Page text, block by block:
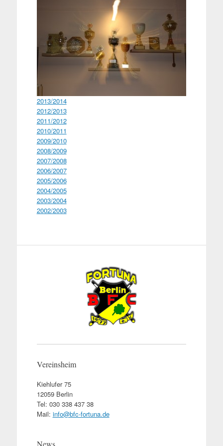
2013/2014
2012/2013
2011/2012
2010/2011
2009/2010
2008/2009
2007/2008
2006/2007
2005/2006
2004/2005
2003/2004
2002/2003
Vereinsheim
Kiehlufer 75
12059 Berlin
Tel: 030 338 437 38
Mail: info@bfc-fortuna.de
News